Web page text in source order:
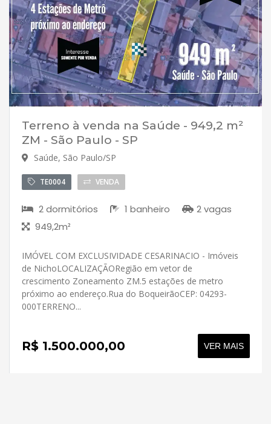
Terreno à venda na Saúde - 949,2 m²
ZM - São Paulo - SP
Saúde, São Paulo/SP
TE0004 VENDA
2 dormitórios 1 banheiro
2 vagas
949,2m²
IMÓVEL COM EXCLUSIVIDADE CESARINACIO - Imóveis
de NichoLOCALIZAÇÃORegião em vetor de
crescimento Zoneamento ZM.5 estações de metro
próximo ao endereço.Rua do BoqueirãoCEP: 04293-
000TERRENO...
R$ 1.500.000,00 VER MAIS